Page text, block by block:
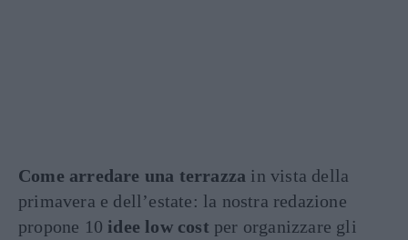
Come arredare una terrazza in vista della
primavera e dell’estate: la nostra redazione
propone 10 idee low cost per organizzare gli